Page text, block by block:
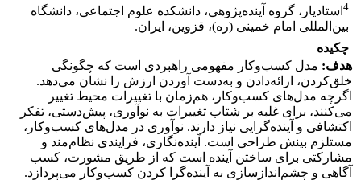
4 استادیار، گروه آینده‌پژوهی، دانشکده علوم اجتماعی، دانشگاه
بین‌المللی امام خمینی (ره)، قزوین، ایران.
چکیده
هدف: مدل کسب‌وکار مفهومی راهبردی است که چگونگی
خلق‌کردن، ارائه‌دادن و به‌دست آوردن ارزش را نشان می‌دهد.
اگرچه مدل‌های کسب‌وکار، هم‌زمان با تغییرات محیط تغییر
می‌کنند، برای غلبه بر شتاب تغییرات به نوآوری، پیش‌دستی، تفکر
اکتشافی و آینده‌گرایی نیاز دارند. نوآوری در مدل‌های کسب‌وکار،
مستلزم بینش طراحی است. آینده‌نگاری، فرایندی نظام‌مند و
مشارکتی برای ساختن آینده است که از طریق مشورت، کسب
آگاهی و چشم‌اندازسازی به آینده‌گرا کردن کسب‌وکار می‌پردازد.